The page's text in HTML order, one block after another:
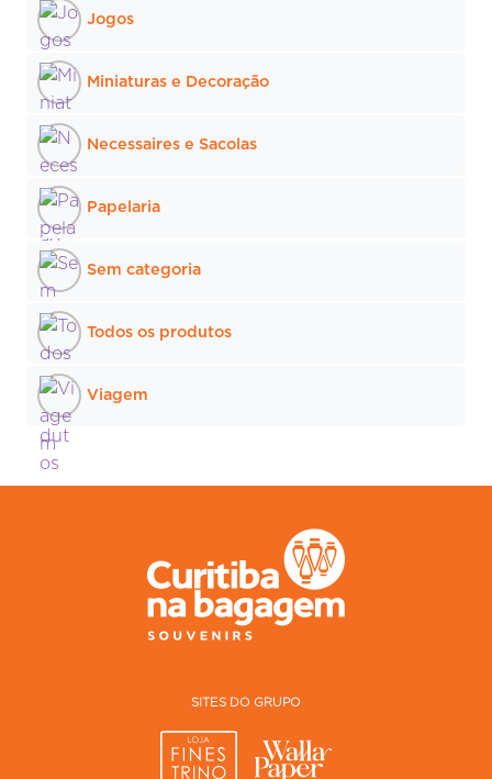
Jogos
Miniaturas e Decoração
Necessaires e Sacolas
Papelaria
Sem categoria
Todos os produtos
Viagem
SITES DO GRUPO